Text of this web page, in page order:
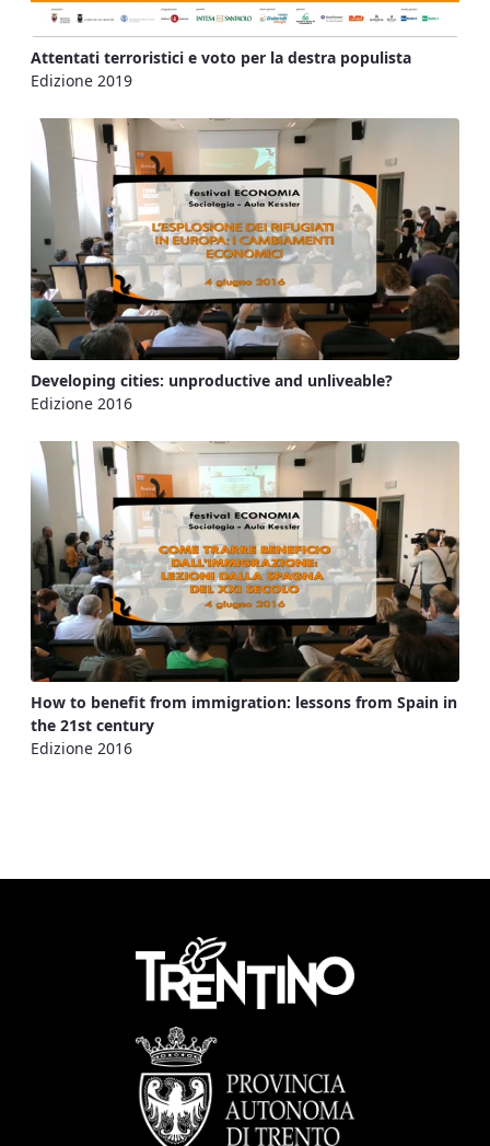
Attentati terroristici e voto per la destra populista
Edizione 2019
Developing cities: unproductive and unliveable?
Edizione 2016
How to benefit from immigration: lessons from Spain in
the 21st century
Edizione 2016